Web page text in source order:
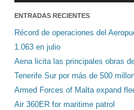
ENTRADAS RECIENTES
Récord de operaciones del
1.063 en julio
Aena licita las principales obras
Tenerife Sur por más de 500
Armed Forces of Malta expand
Air 360ER for maritime patrol